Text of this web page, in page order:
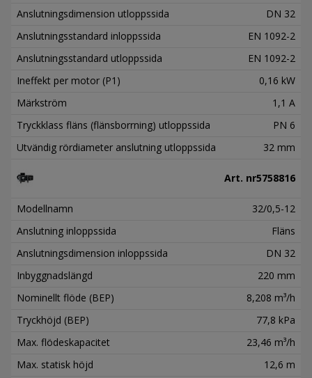
Anslutningsdimension utloppssida
DN 32
Anslutningsstandard inloppssida
EN 1092-2
Anslutningsstandard utloppssida
EN 1092-2
Ineffekt per motor (P1)
0,16 kW
Märkström
1,1 A
Tryckklass fläns (flänsborrning) utloppssida
PN 6
Utvändig rördiameter anslutning utloppssida
32 mm
Art. nr5758816
Modellnamn
32/0,5-12
Anslutning inloppssida
Fläns
Anslutningsdimension inloppssida
DN 32
Inbyggnadslängd
220 mm
Nominellt flöde (BEP)
8,208 m³/h
Tryckhöjd (BEP)
77,8 kPa
Max. flödeskapacitet
23,46 m³/h
Max. statisk höjd
12,6 m